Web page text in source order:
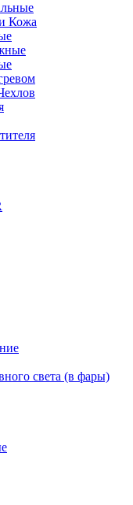
Кожа
света (в фары)